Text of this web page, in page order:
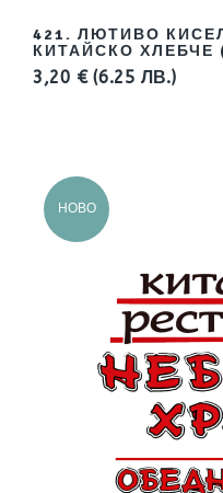
421. ЛЮТИВО
КИТАЙСКО ХЛЕБЧЕ
3,20 € (6.25 ЛВ.)
НОВО